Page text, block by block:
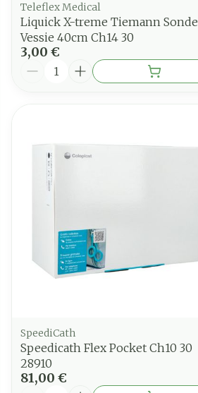
Teleflex Medical
Liquick X-treme Tiemann Sonde
Vessie 40cm Ch14 30
3,00 €
Quantité
SpeediCath
Speedicath Flex Pocket Ch10 30
28910
81,00 €